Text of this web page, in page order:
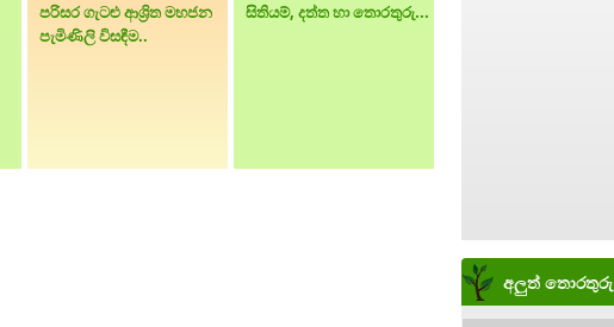
පරිසර ගැටළු ආශ්‍රිත මහජන
පැමිණිලි විසඳීම..
සිතියම්, දත්ත හා තොරතුරු...
අලුත් තොරතුරු